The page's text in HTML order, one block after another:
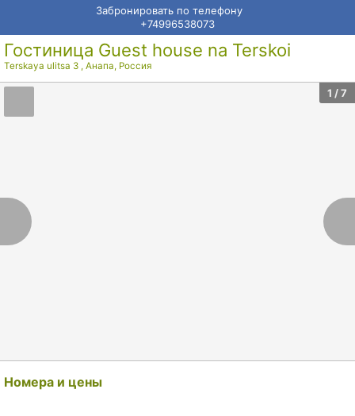
Забронировать по телефону
+74996538073
Гостиница Guest house na Terskoi
Terskaya ulitsa 3 , Анапа, Россия
1 / 7
Номера и цены